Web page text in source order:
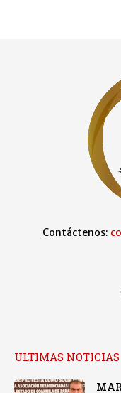
Contáctenos:
ULTIMAS NOTICIAS